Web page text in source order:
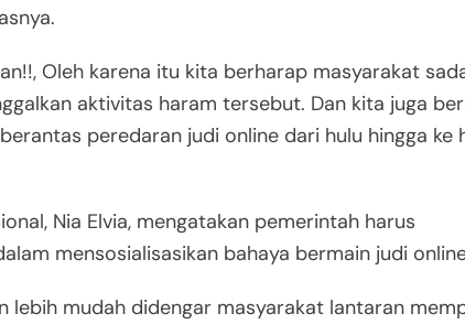
Oleh karena itu kita berharap masyarakat
aktivitas haram tersebut. Dan kita juga
peredaran judi online dari hulu hingga ke
Nia Elvia, mengatakan pemerintah harus
mensosialisasikan bahaya bermain judi
lebih mudah didengar masyarakat lantaran